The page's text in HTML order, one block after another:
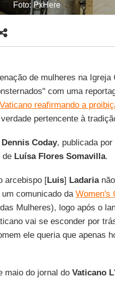
Foto: PxHere
de mulheres na
com uma
reafirmando a
pertencente à
Dennis Coday, publicada por
de Luísa Flores Somavilla.
arcebispo [Luis] Ladarianão
comunicado da Women's
Mulheres), logo após o
vai se esconder por
ele queria que apenas
maio do jornal do Vaticano